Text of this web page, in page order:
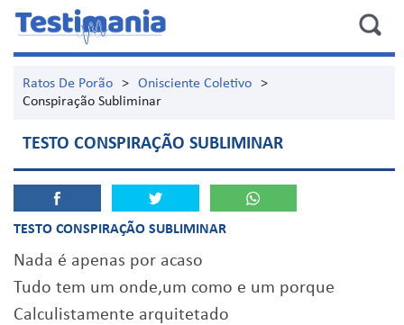
Ratos De Porão > Onisciente Coletivo
>
Conspiração Subliminar
TESTO CONSPIRAÇÃO SUBLIMINAR
TESTO CONSPIRAÇÃO SUBLIMINAR
Nada é apenas por acaso
Tudo tem um onde,um como e um porque
Calculistamente arquitetado